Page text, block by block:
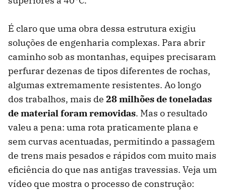
É claro que uma obra dessa estrutura exigiu
soluções de engenharia complexas. Para abrir
caminho sob as montanhas, equipes precisaram
perfurar dezenas de tipos diferentes de rochas,
algumas extremamente resistentes. Ao longo
dos trabalhos, mais de 28 milhões de toneladas
de material foram removidas. Mas o resultado
valeu a pena: uma rota praticamente plana e
sem curvas acentuadas, permitindo a passagem
de trens mais pesados e rápidos com muito mais
eficiência do que nas antigas travessias. Veja um
vídeo que mostra o processo de construção: